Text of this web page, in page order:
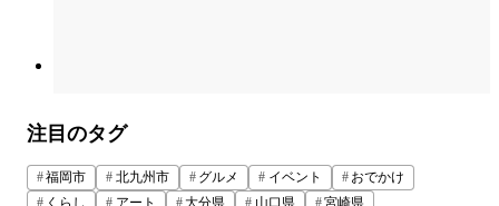
注目のタグ
福岡市 北九州市 グルメ イベント
おでかけ
くらし
アート 大分県 山口県 宮崎県